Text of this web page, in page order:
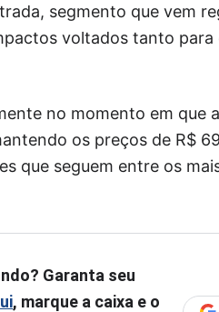
segmento que vem
voltados tanto para
no momento em que
os preços de R$
que seguem entre os
Garanta seu
, marque a caixa e o